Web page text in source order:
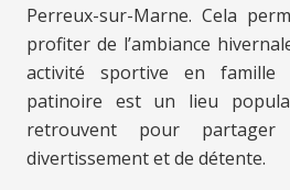
Perreux-sur-Marne. Cela
profiter de l’ambiance
activité sportive en
patinoire est un lieu
retrouvent pour
divertissement et de détente.